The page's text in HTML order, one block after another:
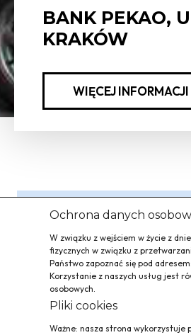
BANK PEKAO,
KRAKÓW
WIĘCEJ INFORMACJI
Ochrona danych
W związku z wejściem w życie z
fizycznych w związku z
Państwo zapoznać się pod adresem:
Korzystanie z naszych usług jest
osobowych.
Pliki cookies
Ważne: nasza strona wykorzystuje